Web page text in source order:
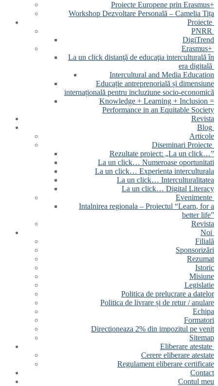
Proiecte Europene prin Erasmus+
Workshop Dezvoltare Personală – Camelia Tița
Proiecte
PNRR
DigiTrend
Erasmus+
La un click distanţă de educaţia interculturală în
era digitală
Intercultural and Media Education
Educație antreprenorială și dimensiune
internațională pentru incluziune socio-economică
Knowledge + Learning + Inclusion =
Performance in an Equitable Society
Revista
Blog
Articole
Diseminari Proiecte
Rezultate proiect: „La un click…”
La un click… Numeroase oportunitati
La un click… Experienta interculturala
La un click… Interculturalitatea
La un click… Digital Literacy
Evenimente
Intalnirea regionala – Proiectul “Learn, for a
better life”
Revista
Noi
Filială
Sponsorizări
Rezumat
Istoric
Misiune
Legislatie
Politica de prelucrare a datelor
Politica de livrare și de retur / anulare
Echipa
Formatori
Directioneaza 2% din impozitul pe venit
Sitemap
Eliberare atestate
Cerere eliberare atestate
Regulament eliberare certificate
Contact
Contul meu